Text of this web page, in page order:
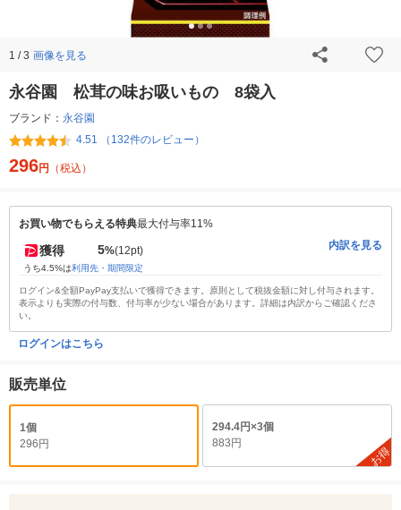
1 / 3 画像を見る
永谷園 松茸の味お吸いもの 8袋入
ブランド： 永谷園
4.51 （132件のレビュー）
296円 （税込）
お買い物でもらえる特典最大付与率11%
獲得 5%(12pt)
うち4.5%は利用先・期間限定
内訳を見る
ログイン&全額PayPay支払いで獲得できます。原則として税抜金額に対し付与されます。
表示よりも実際の付与数、付与率が少ない場合があります。詳細は内訳からご確認くださ
い。
ログインはこちら
販売単位
1個
296円
294.4円×3個
883円
お得